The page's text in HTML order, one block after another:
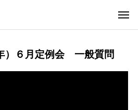
）６月定例会 一般質問